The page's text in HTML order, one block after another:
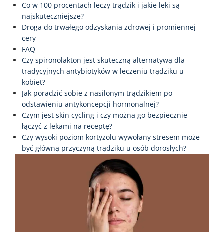
Co w 100 procentach leczy trądzik i jakie leki są
najskuteczniejsze?
Droga do trwałego odzyskania zdrowej i promiennej
cery
FAQ
Czy spironolakton jest skuteczną alternatywą dla
tradycyjnych antybiotyków w leczeniu trądziku u
kobiet?
Jak poradzić sobie z nasilonym trądzikiem po
odstawieniu antykoncepcji hormonalnej?
Czym jest skin cycling i czy można go bezpiecznie
łączyć z lekami na receptę?
Czy wysoki poziom kortyzolu wywołany stresem może
być główną przyczyną trądziku u osób dorosłych?